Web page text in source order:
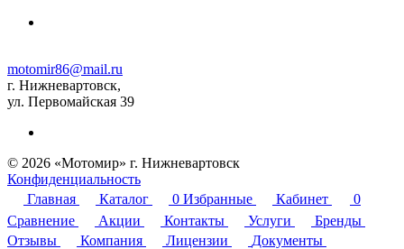
motomir86@mail.ru
г. Нижневартовск,
ул. Первомайская 39
© 2026 «Мотомир» г. Нижневартовск
Конфиденциальность
Главная
Каталог 0 Избранные Кабинет
0
Сравнение
Акции Контакты Услуги
Бренды
Отзывы
Компания Лицензии Документы